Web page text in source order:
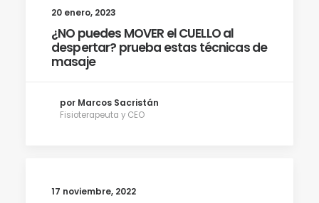
20 enero, 2023
¿NO puedes MOVER el CUELLO al
despertar? prueba estas técnicas de
masaje
por Marcos Sacristán
Fisioterapeuta y CEO
17 noviembre, 2022